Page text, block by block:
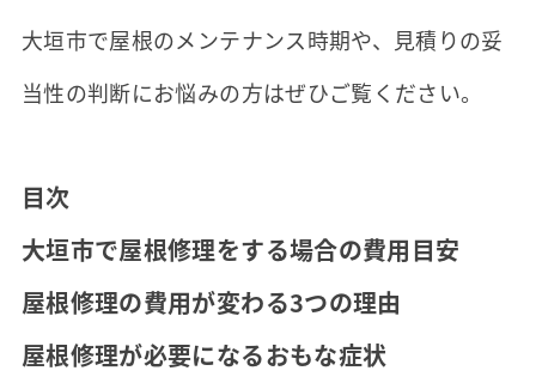
大垣市で屋根のメンテナンス時期や、見積りの妥
当性の判断にお悩みの方はぜひご覧ください。
目次
大垣市で屋根修理をする場合の費用目安
屋根修理の費用が変わる3つの理由
屋根修理が必要になるおもな症状